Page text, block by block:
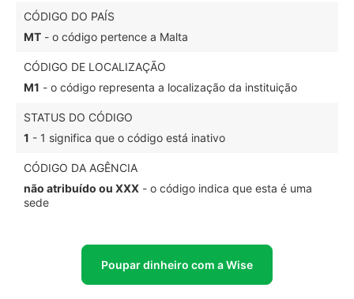
CÓDIGO DO PAÍS
MT - o código pertence a Malta
CÓDIGO DE LOCALIZAÇÃO
M1 - o código representa a localização da instituição
STATUS DO CÓDIGO
1 - 1 significa que o código está inativo
CÓDIGO DA AGÊNCIA
não atribuído ou XXX - o código indica que esta é uma
sede
Poupar dinheiro com a Wise